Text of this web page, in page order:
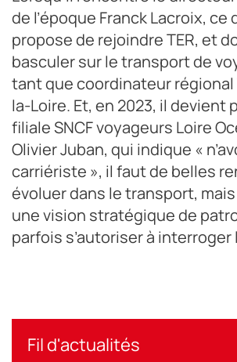
de l’époque Franck Lacroix, ce
propose de rejoindre TER, et
basculer sur le transport de
tant que coordinateur régional
la-Loire. Et, en 2023, il devient
filiale SNCF voyageurs Loire
Olivier Juban, qui indique «
carriériste », il faut de belles
évoluer dans le transport,
une vision stratégique de
parfois s’autoriser à interroger
Fil d'actualités